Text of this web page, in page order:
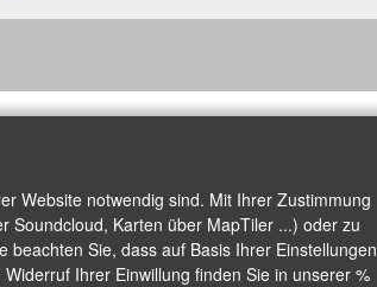
Website notwendig sind. Mit Ihrer Zustimmung
Soundcloud, Karten über MapTiler ...) oder zu
Sie, dass auf Basis Ihrer Einstellungen
Ihrer Einwillung finden Sie in unserer %